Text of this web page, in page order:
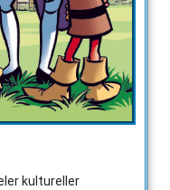
kultureller